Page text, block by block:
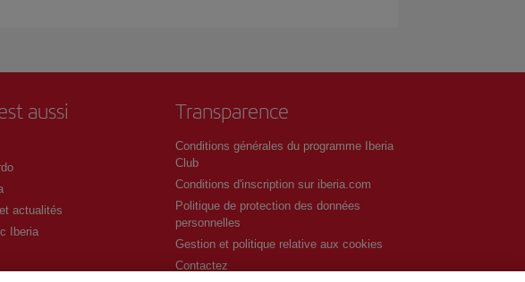
aussi
actualités
Iberia
Transparence
Conditions générales du programme Iberia
Club
Conditions d'inscription sur iberia.com
Politique de protection des données
personnelles
Gestion et politique relative aux cookies
Contactez